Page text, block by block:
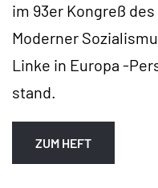
im 93er Kongreß
Moderner
Linke in Europa -
stand.
ZUM HEFT